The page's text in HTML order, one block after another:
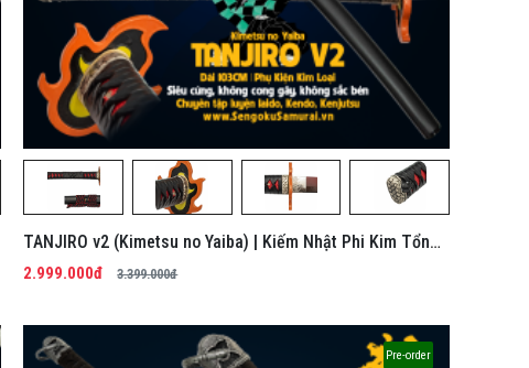
TANJIRO v2 (Kimetsu no Yaiba) | Kiếm Nhật Phi Kim Tổng
Hợp
2.999.000đ 3.399.000đ
Pre-order